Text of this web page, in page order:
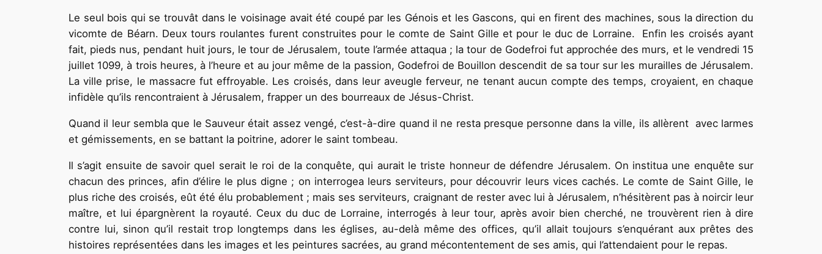
Le seul bois qui se trouvât dans le voisinage avait été coupé par les Génois et les Gascons, qui en firent des machines, sous la direction du
vicomte de Béarn. Deux tours roulantes furent construites pour le comte de Saint Gille et pour le duc de Lorraine. Enfin les croisés ayant
fait, pieds nus, pendant huit jours, le tour de Jérusalem, toute l’armée attaqua ; la tour de Godefroi fut approchée des murs, et le vendredi 15
juillet 1099, à trois heures, à l’heure et au jour même de la passion, Godefroi de Bouillon descendit de sa tour sur les murailles de Jérusalem.
La ville prise, le massacre fut effroyable. Les croisés, dans leur aveugle ferveur, ne tenant aucun compte des temps, croyaient, en chaque
infidèle qu’ils rencontraient à Jérusalem, frapper un des bourreaux de Jésus-Christ.
Quand il leur sembla que le Sauveur était assez vengé, c’est-à-dire quand il ne resta presque personne dans la ville, ils allèrent avec larmes
et gémissements, en se battant la poitrine, adorer le saint tombeau.
Il s’agit ensuite de savoir quel serait le roi de la conquête, qui aurait le triste honneur de défendre Jérusalem. On institua une enquête sur
chacun des princes, afin d’élire le plus digne ; on interrogea leurs serviteurs, pour découvrir leurs vices cachés. Le comte de Saint Gille, le
plus riche des croisés, eût été élu probablement ; mais ses serviteurs, craignant de rester avec lui à Jérusalem, n’hésitèrent pas à noircir leur
maître, et lui épargnèrent la royauté. Ceux du duc de Lorraine, interrogés à leur tour, après avoir bien cherché, ne trouvèrent rien à dire
contre lui, sinon qu’il restait trop longtemps dans les églises, au-delà même des offices, qu’il allait toujours s’enquérant aux prêtes des
histoires représentées dans les images et les peintures sacrées, au grand mécontentement de ses amis, qui l’attendaient pour le repas.